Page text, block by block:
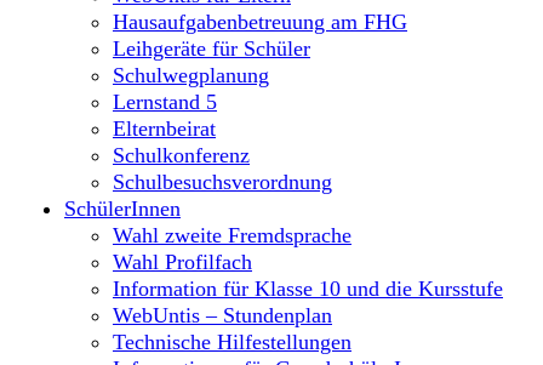
Hausaufgabenbetreuung am FHG
Leihgeräte für Schüler
Schulwegplanung
Lernstand 5
Elternbeirat
Schulkonferenz
Schulbesuchsverordnung
SchülerInnen
Wahl zweite Fremdsprache
Wahl Profilfach
Information für Klasse 10 und die Kursstufe
WebUntis – Stundenplan
Technische Hilfestellungen